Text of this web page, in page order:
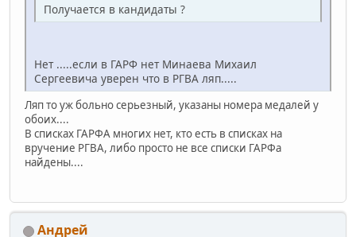
Получается в кандидаты ?
Нет .....если в ГАРФ нет Минаева Михаил
Сергеевича уверен что в РГВА ляп.....
Ляп то уж больно серьезный, указаны номера медалей у
обоих....
В списках ГАРФА многих нет, кто есть в списках на
вручение РГВА, либо просто не все списки ГАРФа
найдены....
Андрей